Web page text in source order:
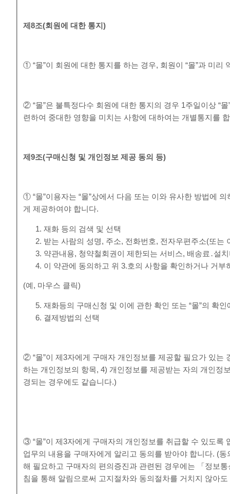
제8조(회원에 대한 통지)
① “몰”이 회원에 대한 통지를 하는 경우, 회원이 “몰”과 미
② “몰”은 불특정다수 회원에 대한 통지의 경우 1주일이상 “
련하여 중대한 영향을 미치는 사항에 대하여는 개별통지를
제9조(구매신청 및 개인정보 제공 동의 등)
① “몰”이용자는 “몰”상에서 다음 또는 이와 유사한 방법에
게 제공하여야 합니다.
재화 등의 검색 및 선택
받는 사람의 성명, 주소, 전화번호, 전자우편주소(또는
약관내용, 청약철회권이 제한되는 서비스, 배송료․설
이 약관에 동의하고 위 3.호의 사항을 확인하거나 거부
(예, 마우스 클릭)
재화등의 구매신청 및 이에 관한 확인 또는 “몰”의 확인
결제방법의 선택
② “몰”이 제3자에게 구매자 개인정보를 제공할 필요가 있는
하는 개인정보의 항목, 4) 개인정보를 제공받는 자의 개인정
경되는 경우에도 같습니다.)
③ “몰”이 제3자에게 구매자의 개인정보를 취급할 수 있도
업무의 내용을 구매자에게 알리고 동의를 받아야 합니다. (
해 필요하고 구매자의 편의증진과 관련된 경우에는 「정보
침을 통해 알림으로써 고지절차와 동의절차를 거치지 않아도